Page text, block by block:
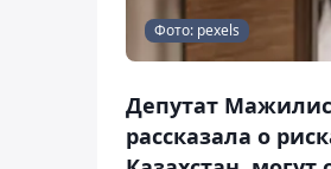
Фото: pexels
Депутат
рассказала о